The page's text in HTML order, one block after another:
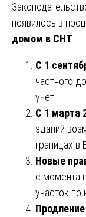
появилось в
домом в СНТ:
С 1
частного
учет.
С 1 марта
зданий
границах в
Новые
с момента
участок по